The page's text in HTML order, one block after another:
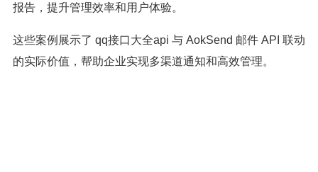
报告，提升管理效率和用户体验。
这些案例展示了 qq接口大全api 与 AokSend 邮件 API 联动
的实际价值，帮助企业实现多渠道通知和高效管理。